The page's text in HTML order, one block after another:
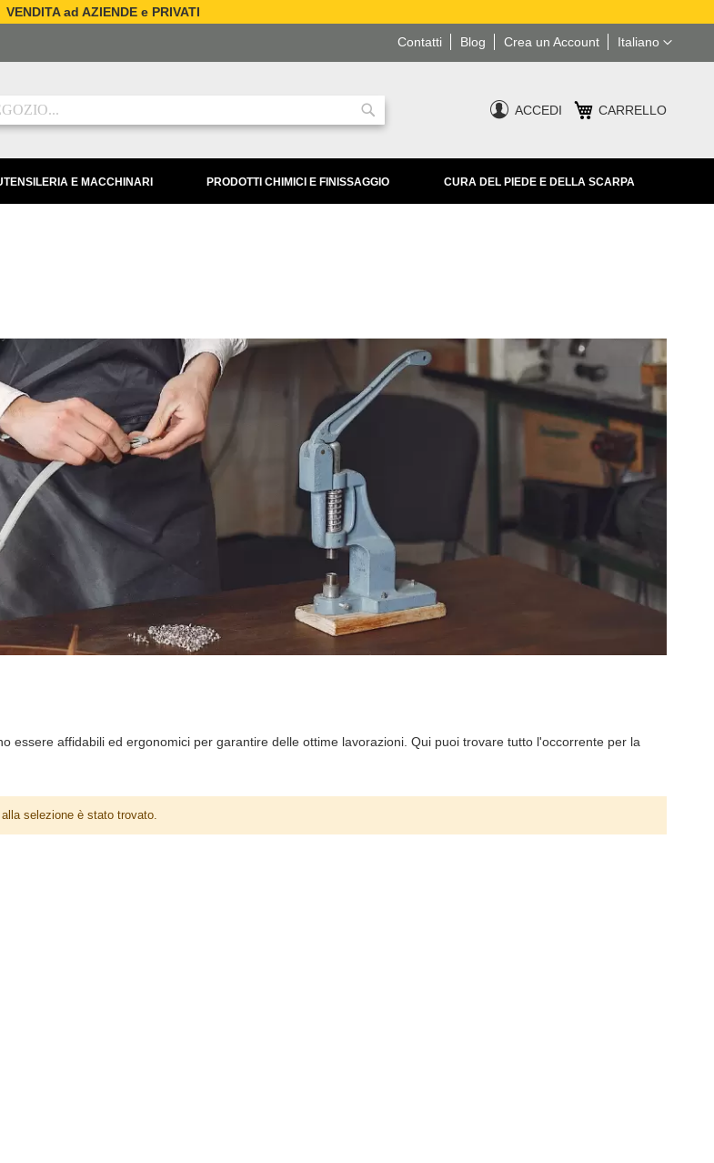
VENDITA ad AZIENDE e PRIVATI
Lingua
Italiano
Blog Crea un Account
Contatti
Ricerca
ACCEDI CARRELLO
E MACCHINARI PRODOTTI CHIMICI E FINISSAGGIO CURA DEL PIEDE E DELLA SCARPA
essere affidabili ed ergonomici per garantire delle ottime lavorazioni. Qui puoi trovare tutto l'occorrente per la
selezione è stato trovato.